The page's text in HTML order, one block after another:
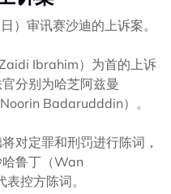
）审讯赛沙迪的上诉案。
Ibrahim）为首的上诉
分别为哈芝阿兹曼
Badarudddin）。
对定罪和刑罚进行陈词，
鲁丁（Wan
控方陈词。